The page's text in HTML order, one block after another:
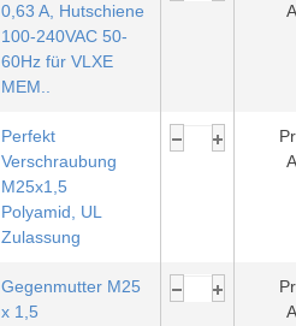
0,63 A, Hutschiene
100-240VAC 50-
60Hz für VLXE
MEM..
Perfekt
Verschraubung
M25x1,5
Polyamid, UL
Zulassung
Gegenmutter M25
x 1,5